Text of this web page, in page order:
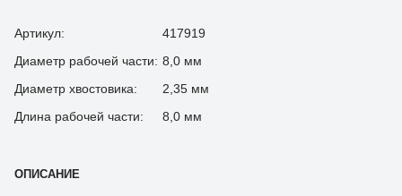
Артикул:
417919
Диаметр рабочей части: 8,0 мм
Диаметр хвостовика:
2,35 мм
Длина рабочей части:
8,0 мм
ОПИСАНИЕ